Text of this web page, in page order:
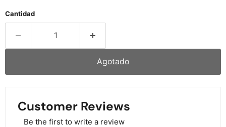
Cantidad
Agotado
Customer Reviews
Be the first to write a review